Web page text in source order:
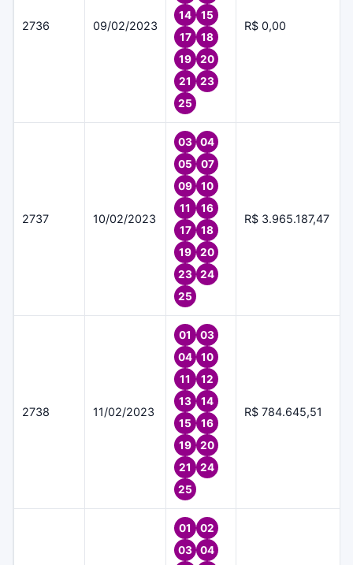
2736 09/02/2023
14
15
17
18
19
20
21
23
25
R$ 0,00
2737 10/02/2023
03
04
05
07
09
10
11
16
17
18
19
20
23
24
25
R$ 3.965.187,47
2738 11/02/2023
01
03
04
10
11
12
13
14
15
16
19
20
21
24
25
R$ 784.645,51
01
02
03
04